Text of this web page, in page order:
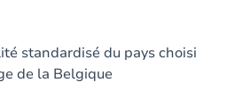
du pays choisi
de la Belgique